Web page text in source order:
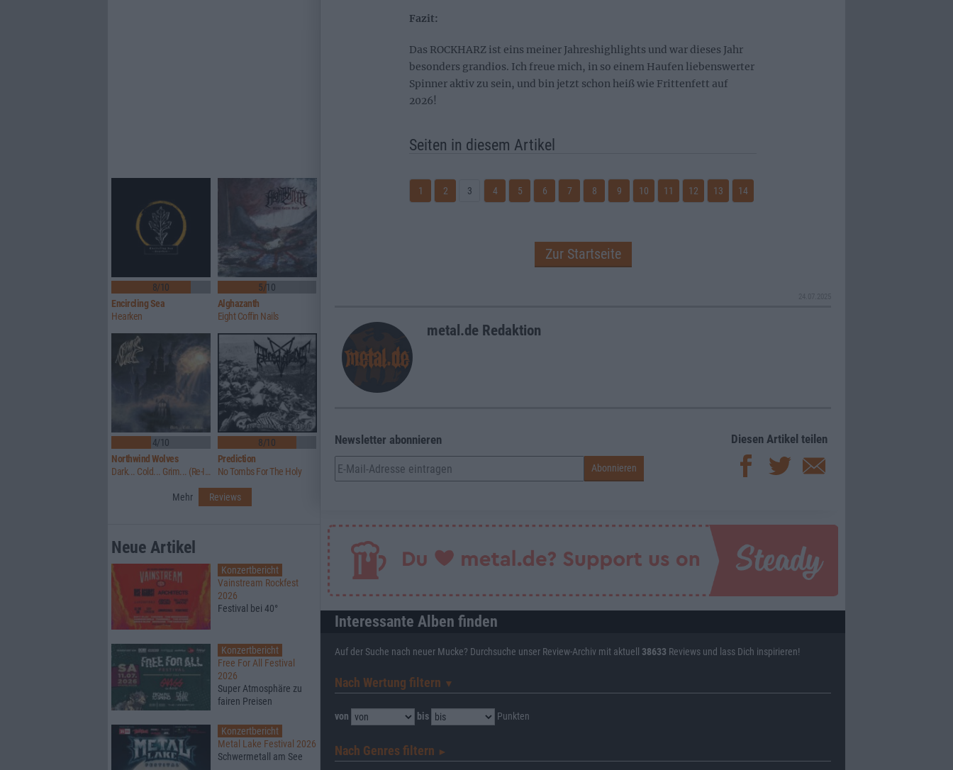
Fazit:
Das ROCKHARZ ist eins meiner Jahreshighlights und war dieses Jahr
besonders grandios. Ich freue mich, in so einem Haufen liebenswerter
Spinner aktiv zu sein, und bin jetzt schon heiß wie Frittenfett auf
2026!
Seiten in diesem Artikel
1 2 3 4 5 6 7 8 9 10 11 12 13 14
Zur Startseite
metal.de Redaktion
Newsletter abonnieren Diesen Artikel teilen
Interessante Alben finden
Auf der Suche nach neuer Mucke? Durchsuche unser Review-Archiv mit aktuell 38633 Reviews und lass Dich inspirieren!
Nach Wertung filtern ▼︎
von bis Punkten
Nach Genres filtern ►︎
8/10
Encircling Sea
Hearken
5/10
Alghazanth
Eight Coffin Nails
4/10
Northwind Wolves
Dark... Cold... Grim... (Re-Issue)
8/10
Prediction
No Tombs For The Holy
Mehr Reviews
Neue Artikel
Konzertbericht
Vainstream Rockfest
2026
Festival bei 40°
Konzertbericht
Free For All Festival
2026
Super Atmosphäre zu
fairen Preisen
Konzertbericht
Metal Lake Festival 2026
Schwermetall am See